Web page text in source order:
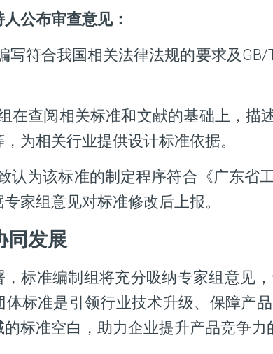
公布审查意见：
符合我国相关法律法规的要求及GB/
在查阅相关标准和文献的基础上，
为相关行业提供设计标准依据。
认为该标准的制定程序符合《广东省
家组意见对标准修改后上报。
同发展
，标准编制组将充分吸纳专家组意见
体标准是引领行业技术升级、保障产
标准空白，助力企业提升产品竞争